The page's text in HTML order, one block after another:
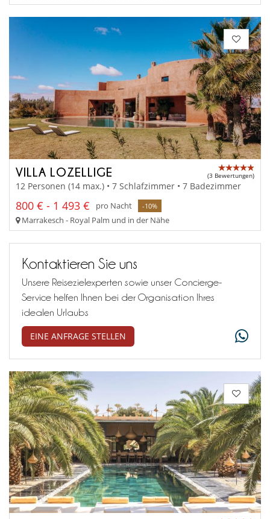
VILLA LOZELLIGE (3 Bewertungen)
12 Personen (14 max.) • 7 Schlafzimmer • 7 Badezimmer
800 € - 1 493 € pro Nacht -10%
Marrakesch - Royal Palm und in der Nähe
Kontaktieren Sie uns
Unsere Reisezielexperten sowie unser Concierge-
Service helfen Ihnen bei der Organisation Ihres
idealen Urlaubs
EINE ANFRAGE STELLEN